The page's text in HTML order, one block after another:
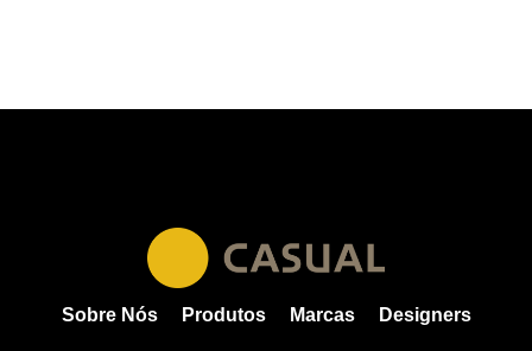
Sobre Nós Produtos Marcas Designers